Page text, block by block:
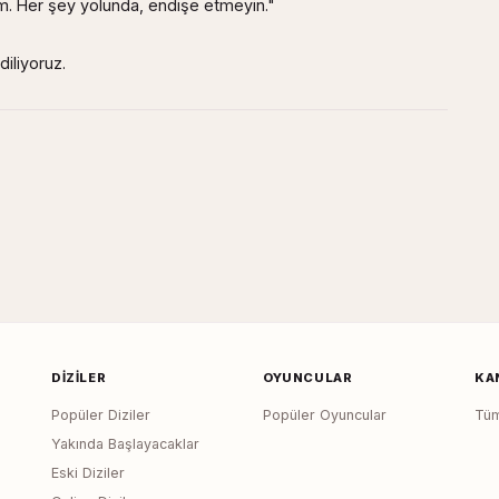
Her şey yolunda, endişe etmeyin."
DIZILER
Popüler Diziler
Yakında Başlayacaklar
Eski Diziler
OYUNCULAR
Popüler Oyuncular